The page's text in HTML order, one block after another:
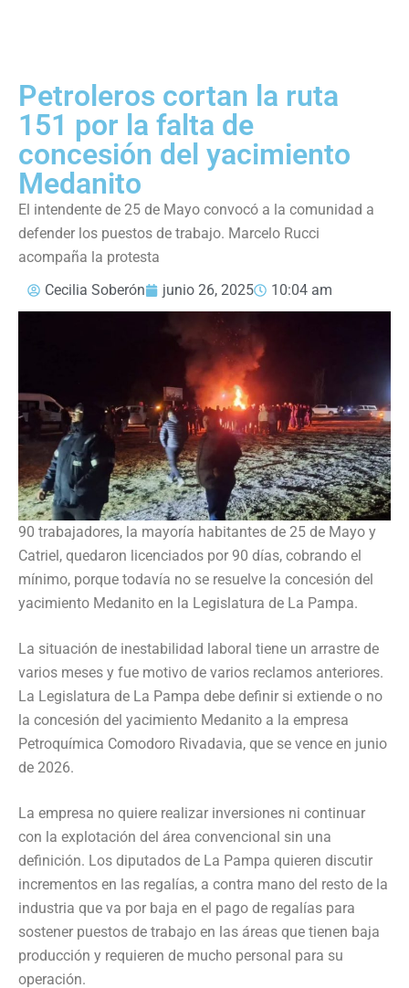
Petroleros cortan la ruta
151 por la falta de
concesión del yacimiento
Medanito
El intendente de 25 de Mayo convocó a la comunidad a
defender los puestos de trabajo. Marcelo Rucci
acompaña la protesta
Cecilia Soberón
junio 26, 2025 10:04 am
90 trabajadores, la mayoría habitantes de 25 de Mayo y
Catriel, quedaron licenciados por 90 días, cobrando el
mínimo, porque todavía no se resuelve la concesión del
yacimiento Medanito en la Legislatura de La Pampa.
La situación de inestabilidad laboral tiene un arrastre de
varios meses y fue motivo de varios reclamos anteriores.
La Legislatura de La Pampa debe definir si extiende o no
la concesión del yacimiento Medanito a la empresa
Petroquímica Comodoro Rivadavia, que se vence en junio
de 2026.
La empresa no quiere realizar inversiones ni continuar
con la explotación del área convencional sin una
definición. Los diputados de La Pampa quieren discutir
incrementos en las regalías, a contra mano del resto de la
industria que va por baja en el pago de regalías para
sostener puestos de trabajo en las áreas que tienen baja
producción y requieren de mucho personal para su
operación.